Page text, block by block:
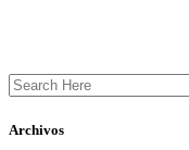
Search
for:
Archivos